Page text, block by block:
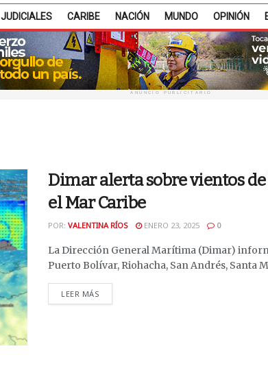
JUDICIALES CARIBE NACIÓN MUNDO OPINIÓN
ANUNCIO PUBLICITARIO
Dimar alerta sobre vientos
el Mar Caribe
POR: VALENTINA RÍOS ENERO 23, 2025 0
La Dirección General Marítima (Dimar)
Puerto Bolívar, Riohacha, San Andrés, Santa
LEER MÁS